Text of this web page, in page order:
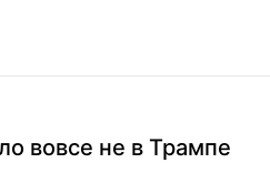
вовсе не в Трампе